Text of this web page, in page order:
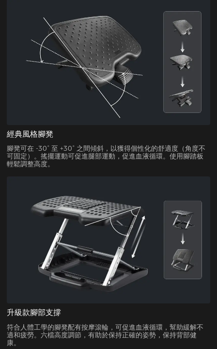
經典風格腳凳
腳凳可在 -30° 至 +30° 之間傾斜，以獲得個性化的舒適度（角度不
可固定）。搖擺運動可促進腿部運動，促進血液循環。使用腳踏板
輕鬆調整高度。
升級款腳部支撐
符合人體工學的腳凳配有按摩滾輪，可促進血液循環，幫助緩解不
適和疲勞。六檔高度調節，有助於保持正確的姿勢，保持背部健
康。